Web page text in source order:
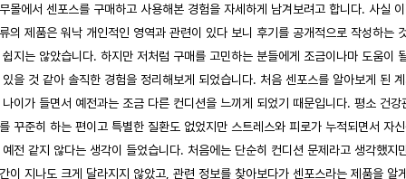
몰에서 센포스를 구매하고 사용해본 경험을 자세하게 남겨보려고 합니다. 사실
의 제품은 워낙 개인적인 영역과 관련이 있다 보니 후기를 공개적으로 작성하는
쉽지는 않았습니다. 하지만 저처럼 구매를 고민하는 분들에게 조금이나마 도움이
있을 것 같아 솔직한 경험을 정리해보게 되었습니다. 처음 센포스를 알아보게 된 계
나이가 들면서 예전과는 조금 다른 컨디션을 느끼게 되었기 때문입니다. 평소 건강
꾸준히 하는 편이고 특별한 질환도 없었지만 스트레스와 피로가 누적되면서 자
예전 같지 않다는 생각이 들었습니다. 처음에는 단순히 컨디션 문제라고 생각했지
이 지나도 크게 달라지지 않았고, 관련 정보를 찾아보다가 센포스라는 제품을 알게